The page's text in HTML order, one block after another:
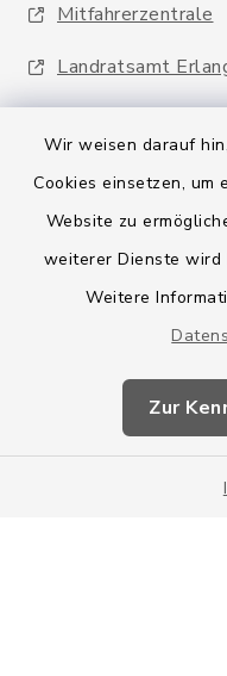
Wir weisen darauf
Cookies einsetzen, um
Website zu
weiterer Dienste wird
Weitere
Zur
Mitfahrerzentrale
Landratsamt